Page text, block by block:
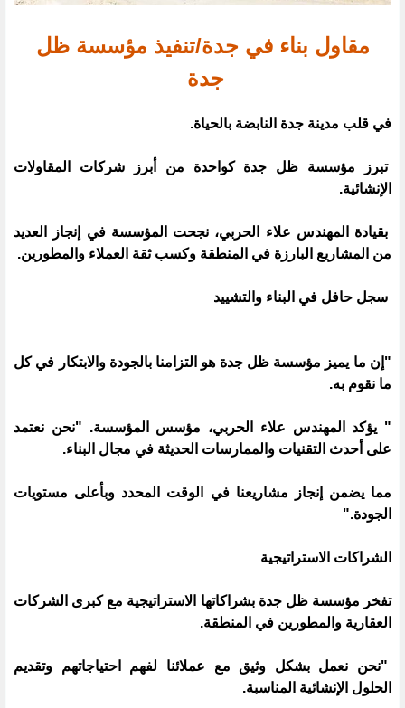
مقاول بناء في جدة/تنفيذ مؤسسة ظل
جدة
في قلب مدينة جدة النابضة بالحياة.
تبرز مؤسسة ظل جدة كواحدة من أبرز شركات المقاولات
الإنشائية.
بقيادة المهندس علاء الحربي، نجحت المؤسسة في إنجاز العديد
من المشاريع البارزة في المنطقة وكسب ثقة العملاء والمطورين.
سجل حافل في البناء والتشييد
"إن ما يميز مؤسسة ظل جدة هو التزامنا بالجودة والابتكار في كل
ما نقوم به.
" يؤكد المهندس علاء الحربي، مؤسس المؤسسة. "نحن نعتمد
على أحدث التقنيات والممارسات الحديثة في مجال البناء.
مما يضمن إنجاز مشاريعنا في الوقت المحدد وبأعلى مستويات
الجودة."
الشراكات الاستراتيجية
تفخر مؤسسة ظل جدة بشراكاتها الاستراتيجية مع كبرى الشركات
العقارية والمطورين في المنطقة.
"نحن نعمل بشكل وثيق مع عملائنا لفهم احتياجاتهم وتقديم
الحلول الإنشائية المناسبة.